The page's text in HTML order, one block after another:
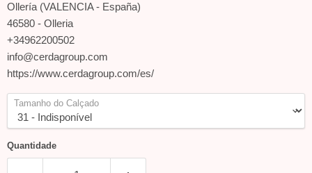
Ollería (VALENCIA - España)
46580 - Olleria
+34962200502
info@cerdagroup.com
https://www.cerdagroup.com/es/
Tamanho do Calçado
Quantidade